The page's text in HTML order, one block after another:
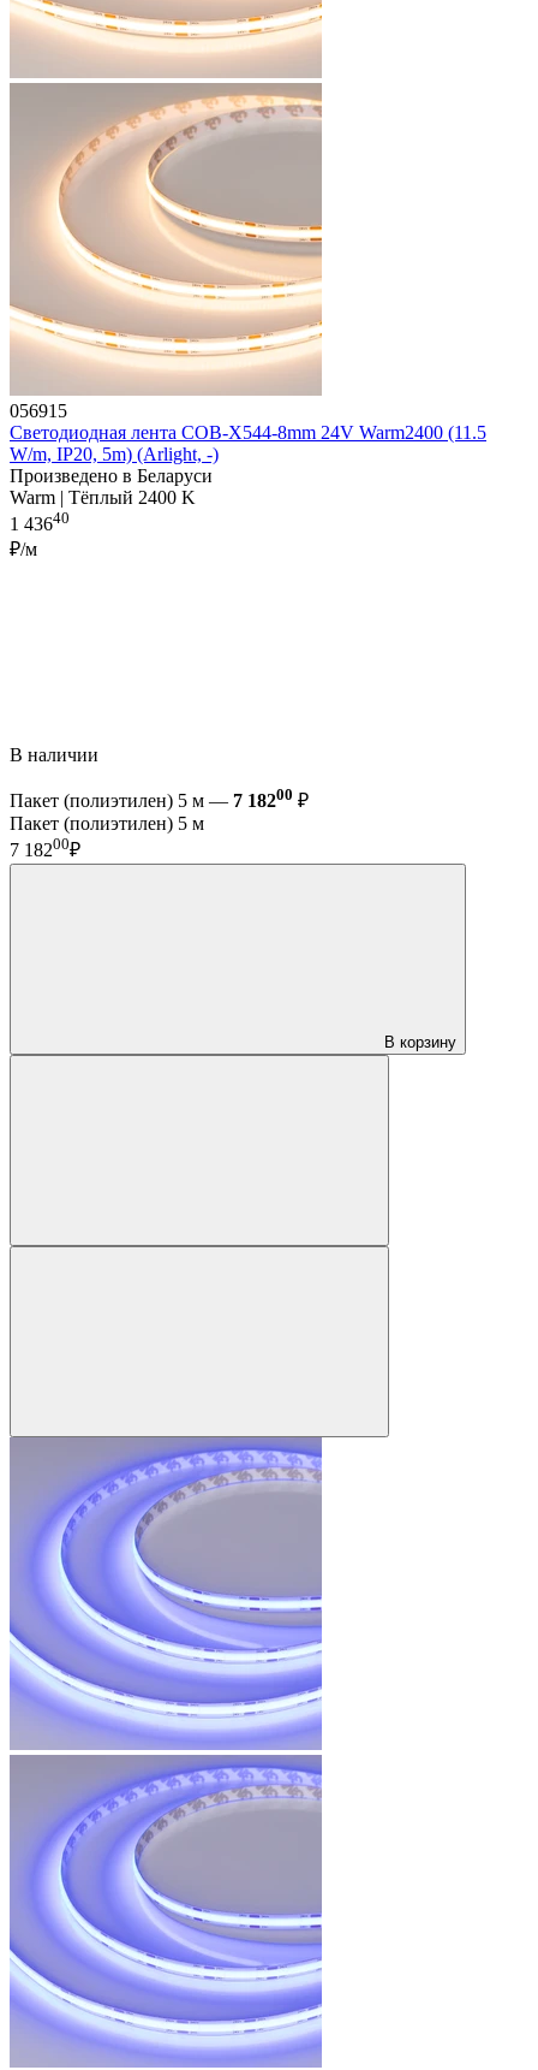
056915
Светодиодная лента COB-X544-8mm 24V Warm2400 (11.5
W/m, IP20, 5m) (Arlight, -)
Произведено в Беларуси
Warm | Тёплый 2400 K
1 43640
₽/м
В наличии
Пакет (полиэтилен) 5 м — 7 18200 ₽
Пакет (полиэтилен) 5 м
7 18200₽
В корзину